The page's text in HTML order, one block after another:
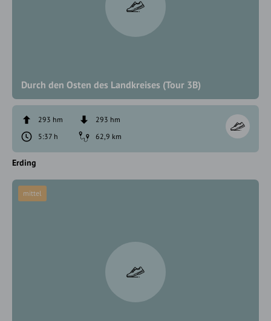
Durch den Osten des Landkreises (Tour 3B)
293 hm
293 hm
5:37 h
62,9 km
Erding
mittel